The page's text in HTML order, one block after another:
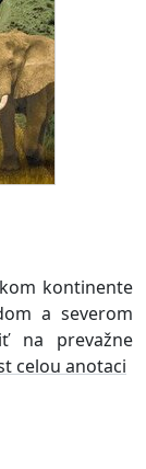
kontinente
a severom
na prevažne
a ...
celou anotaci